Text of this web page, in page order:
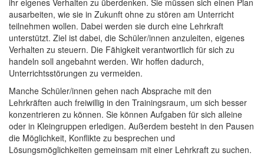
ihr eigenes Verhalten zu überdenken. Sie müssen sich einen Plan
ausarbeiten, wie sie in Zukunft ohne zu stören am Unterricht
teilnehmen wollen. Dabei werden sie durch eine Lehrkraft
unterstützt. Ziel ist dabei, die Schüler/innen anzuleiten, eigenes
Verhalten zu steuern. Die Fähigkeit verantwortlich für sich zu
handeln soll angebahnt werden. Wir hoffen dadurch,
Unterrichtsstörungen zu vermeiden.
Manche Schüler/innen gehen nach Absprache mit den
Lehrkräften auch freiwillig in den Trainingsraum, um sich besser
konzentrieren zu können. Sie können Aufgaben für sich alleine
oder in Kleingruppen erledigen. Außerdem besteht in den Pausen
die Möglichkeit, Konflikte zu besprechen und
Lösungsmöglichkeiten gemeinsam mit einer Lehrkraft zu suchen.